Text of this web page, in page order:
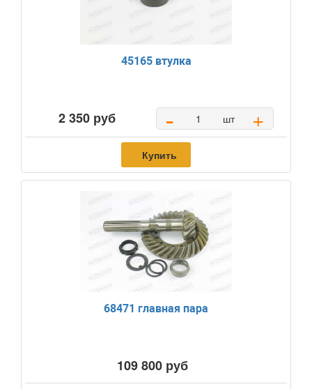
45165 втулка
2 350 руб - шт +
Купить
68471 главная пара
109 800 руб